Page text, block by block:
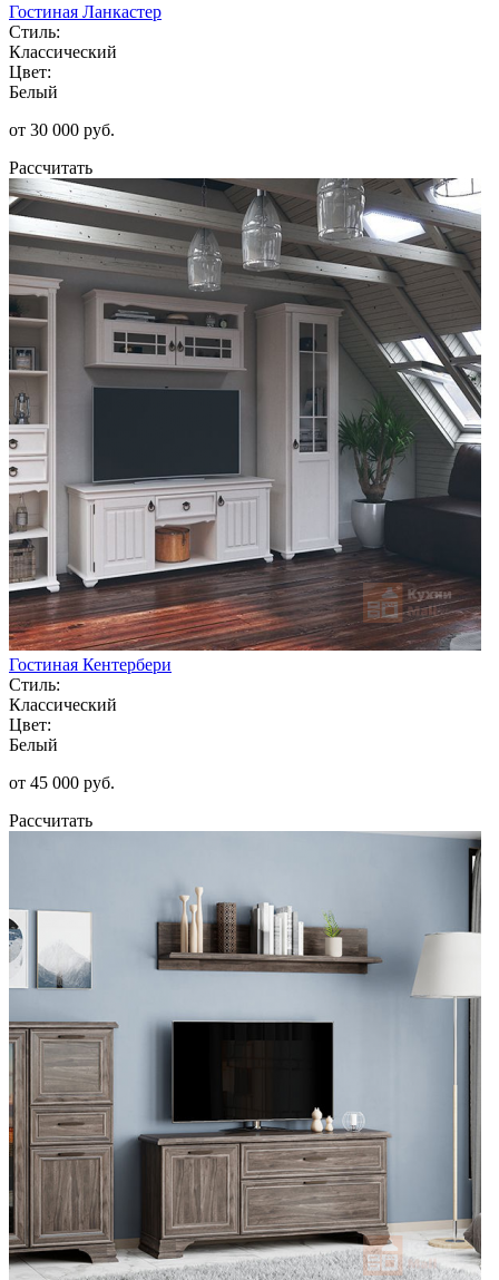
Гостиная Ланкастер
Стиль:
Классический
Цвет:
Белый
от 30 000 руб.
Рассчитать
Гостиная Кентербери
Стиль:
Классический
Цвет:
Белый
от 45 000 руб.
Рассчитать